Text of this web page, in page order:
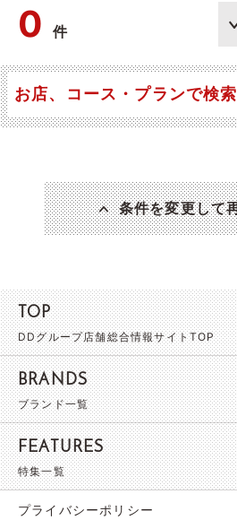
0件
お店、コース・プランで検索
条件を変更して
TOP
DDグループ店舗総合情報サイトTOP
BRANDS
ブランド一覧
FEATURES
特集一覧
プライバシーポリシー